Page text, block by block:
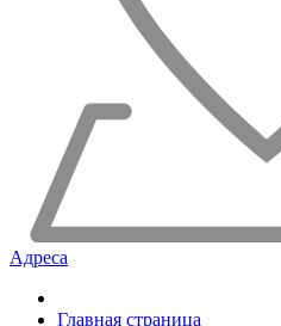
Адреса
Главная страница